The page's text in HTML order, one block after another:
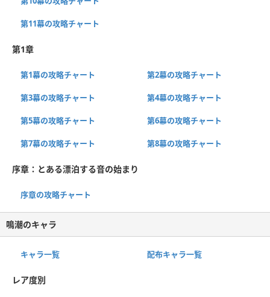
第11幕の攻略チャート
第1章
第1幕の攻略チャート 第2幕の攻略チャート
第3幕の攻略チャート 第4幕の攻略チャート
第5幕の攻略チャート 第6幕の攻略チャート
第7幕の攻略チャート 第8幕の攻略チャート
序章：とある漂泊する音の始まり
序章の攻略チャート
鳴潮のキャラ
キャラ一覧 配布キャラ一覧
レア度別